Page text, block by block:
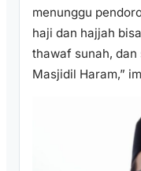
menunggu
haji dan hajjah
thawaf sunah,
Masjidil Haram,”